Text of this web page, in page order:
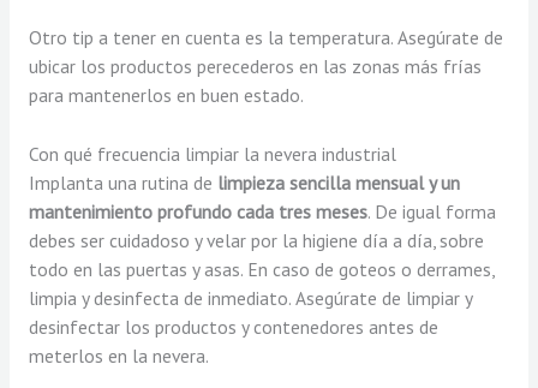
Otro tip a tener en cuenta es la temperatura. Asegúrate de
ubicar los productos perecederos en las zonas más frías
para mantenerlos en buen estado.
Con qué frecuencia limpiar la nevera industrial
Implanta una rutina de limpieza sencilla mensual y un
mantenimiento profundo cada tres meses. De igual forma
debes ser cuidadoso y velar por la higiene día a día, sobre
todo en las puertas y asas. En caso de goteos o derrames,
limpia y desinfecta de inmediato. Asegúrate de limpiar y
desinfectar los productos y contenedores antes de
meterlos en la nevera.